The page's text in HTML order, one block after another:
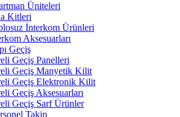
Üniteleri
Kitleri
İnterkom Ürünleri
Aksesuarları
Geçiş
Geçiş Panelleri
Geçiş Manyetik Kilit
Geçiş Elektronik Kilit
Geçiş Aksesuarları
Geçiş Sarf Ürünler
Takip